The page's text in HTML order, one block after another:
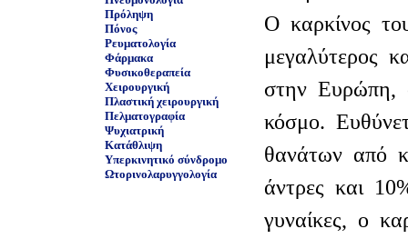
Πρόληψη
Πόνος
Ρευματολογία
Φάρμακα
Φυσικοθεραπεία
Χειρουργική
Πλαστική χειρουργική
Πελματογραφία
Ψυχιατρική
Κατάθλιψη
Υπερκινητικό σύνδρομο
Ωτορινολαρυγγολογία
Ο καρκίνος
μεγαλύτερος
στην Ευρώπη,
κόσμο.
θανάτων από
άντρες και
γυναίκες, ο